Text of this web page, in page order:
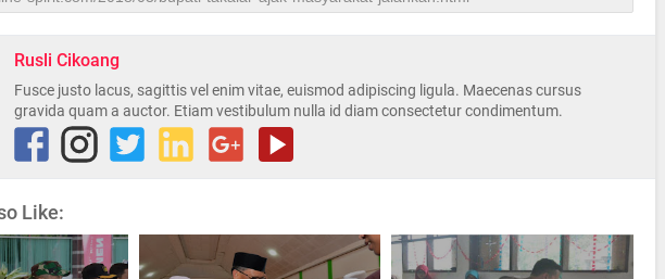
Rusli Cikoang
Fusce justo lacus, sagittis vel enim vitae, euismod adipiscing ligula. Maecenas cursus
gravida quam a auctor. Etiam vestibulum nulla id diam consectetur condimentum.
Like: